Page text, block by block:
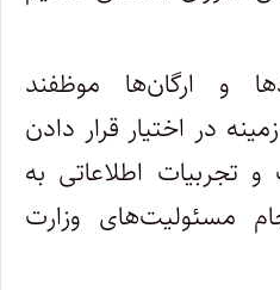
و ارگان‌ها موظفند
در اختیار قرار دادن
و تجربیات اطلاعاتی به
مسئولیت‌های وزارت